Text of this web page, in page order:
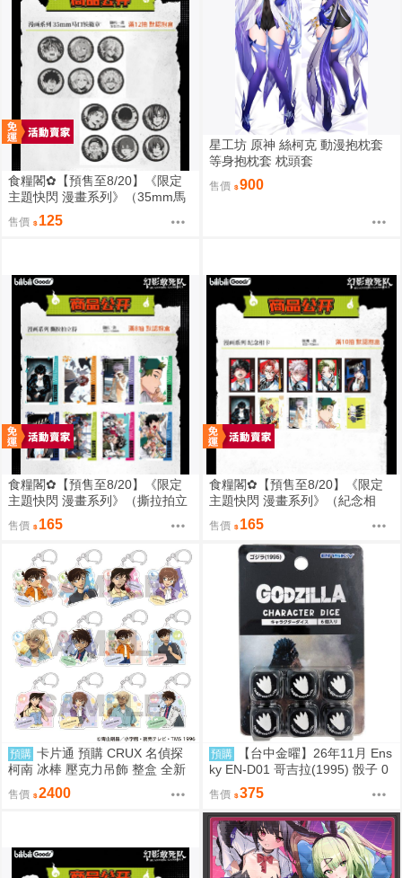
食糧閣✿【預售至8/20】《限定
主題快閃 漫畫系列》（35mm馬
口鐵徽章）惡靈剋星／幻影敢死
隊／主題快閃／宍喰野虎落／是
售價 125
星工坊 原神 絲柯克 動漫抱枕套
等身抱枕套 枕頭套
售價 900
食糧閣✿【預售至8/20】《限定
主題快閃 漫畫系列》（撕拉拍立
得）惡靈剋星／幻影敢死隊／主
題快閃／宍喰野虎落／是岸遊人
／觀崎薰／多聞康太郎／壹宮昊
都
售價 165
食糧閣✿【預售至8/20】《限定
主題快閃 漫畫系列》（紀念相
卡）惡靈剋星／幻影敢死隊／主
題快閃／宍喰野虎落／是岸遊人
／觀崎薰／多聞康太郎／壹宮昊
售價 165
預購 卡片通 預購 CRUX 名偵探
柯南 冰棒 壓克力吊飾 整盒 全新
售價 2400
預購
【台中金曜】26年11月 Ens
ky EN-D01 哥吉拉(1995) 骰子 0
售價 375